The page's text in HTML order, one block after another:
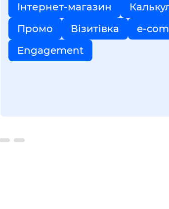
Інтернет-магазин
Промо
Візитівка
e-
Engagement